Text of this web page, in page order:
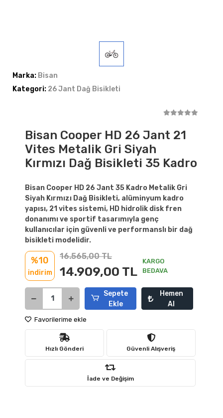
Marka: Bisan
Kategori: 26 Jant Dağ Bisikleti
Bisan Cooper HD 26 Jant 21
Vites Metalik Gri Siyah
Kırmızı Dağ Bisikleti 35 Kadro
Bisan Cooper HD 26 Jant 35 Kadro Metalik Gri
Siyah Kırmızı Dağ Bisikleti, alüminyum kadro
yapısı, 21 vites sistemi, HD hidrolik disk fren
donanımı ve sportif tasarımıyla genç
kullanıcılar için güvenli ve performanslı bir dağ
bisikleti modelidir.
%10
indirim
16.565,00 TL
14.909,00 TL
KARGO
BEDAVA
Sepete
Ekle
Hemen
Al
Favorilerime ekle
Hızlı Gönderi Güvenli Alışveriş
İade ve Değişim